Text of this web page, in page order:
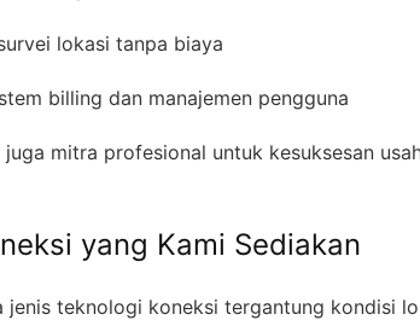
lokasi tanpa biaya
billing dan manajemen pengguna
mitra profesional untuk kesuksesan
yang Kami Sediakan
jenis teknologi koneksi tergantung kondisi